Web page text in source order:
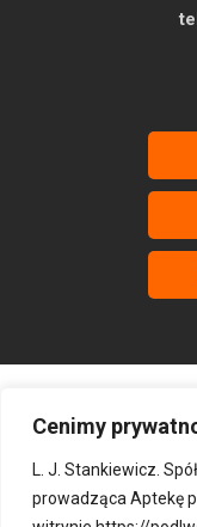
Cenimy
L. J. Stankiewicz.
prowadząca Aptekę
‹